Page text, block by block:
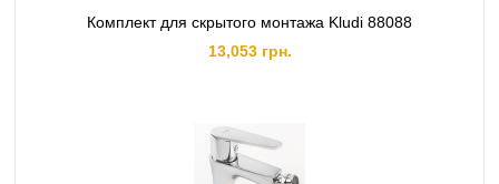
Комплект для скрытого монтажа Kludi 88088
13,053 грн.